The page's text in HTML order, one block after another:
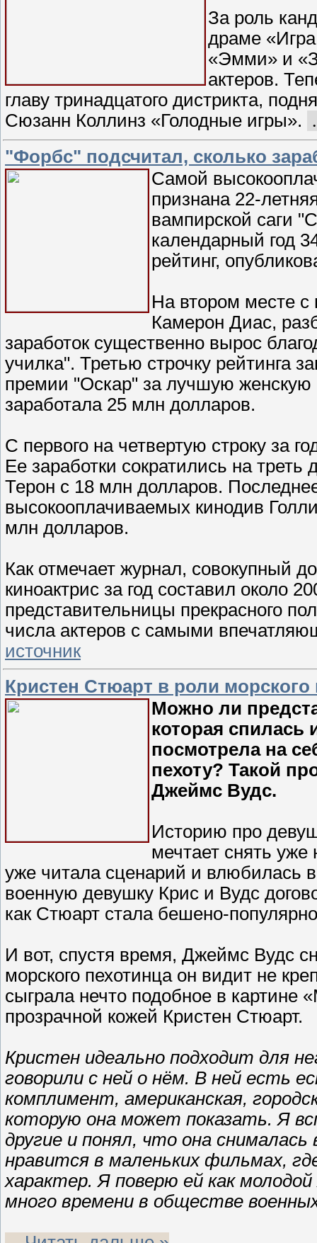
За роль
драме
«Эмми» и
актеров.
главу тринадцатого дистрикта,
Сюзанн Коллинз «Голодные игры».
"Форбс" подсчитал, сколько
Самой
признана 22-
вампирской саги
календарный год
рейтинг,
На втором месте
Камерон Диас,
заработок существенно вырос
училка". Третью строчку рейтинга
премии "Оскар" за лучшую
заработала 25 млн долларов.
С первого на четвертую строку за
Ее заработки сократились на
Терон с 18 млн долларов.
высокооплачиваемых кинодив
млн долларов.
Как отмечает журнал, совокупный
киноактрис за год составил около
представительницы прекрасного
числа актеров с самыми
источник
Кристен Стюарт в роли
Можно ли
которая спилась
посмотрела на
пехоту? Такой
Джеймс Вудс.
Историю про
мечтает снять уже
уже читала сценарий и влюбилась
военную девушку Крис и Вудс
как Стюарт стала бешено-
И вот, спустя время, Джеймс Вудс
морского пехотинца он видит не
сыграла нечто подобное в картине
прозрачной кожей Кристен Стюарт.
Кристен идеально подходит для
говорили с ней о нём. В ней есть
комплимент, американская,
которую она может показать. Я
другие и понял, что она
нравится в маленьких фильмах,
характер. Я поверю ей как
много времени в обществе